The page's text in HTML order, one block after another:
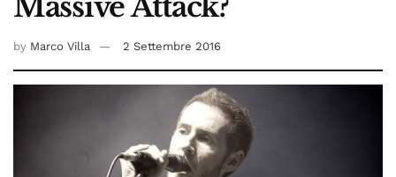
Massive Attack?
by Marco Villa 2 Settembre 2016